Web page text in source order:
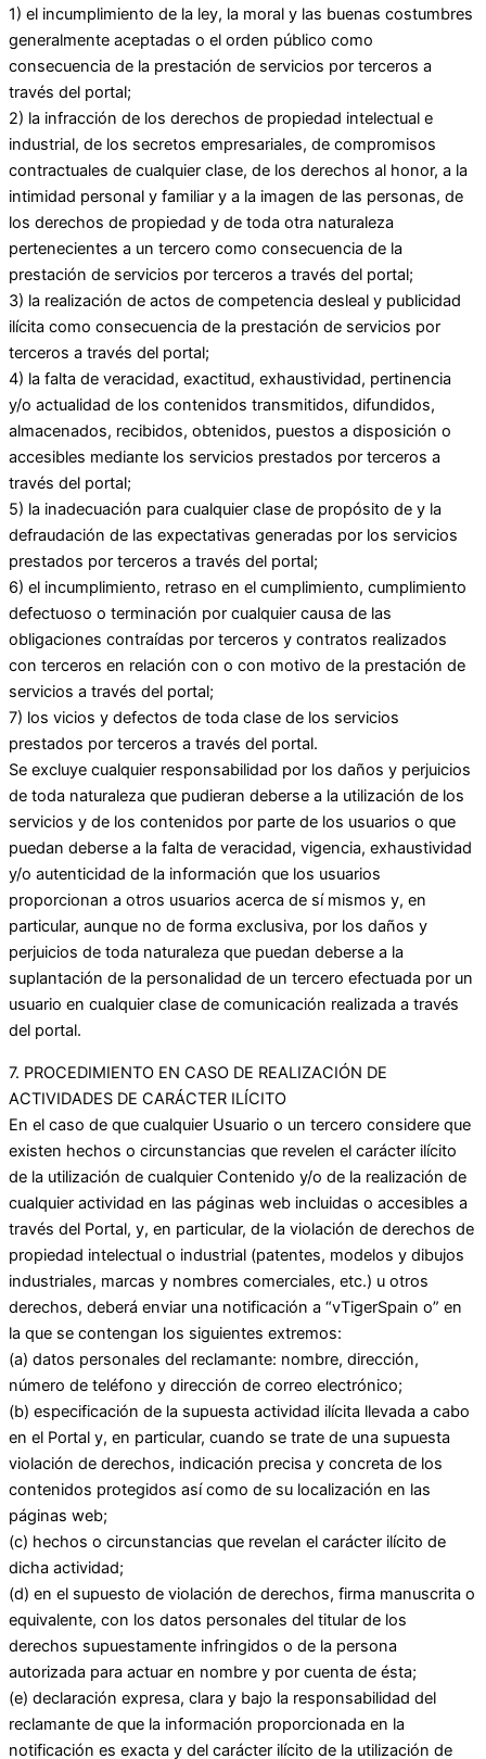
1) el incumplimiento de la ley, la moral y las buenas costumbres
generalmente aceptadas o el orden público como
consecuencia de la prestación de servicios por terceros a
través del portal;
2) la infracción de los derechos de propiedad intelectual e
industrial, de los secretos empresariales, de compromisos
contractuales de cualquier clase, de los derechos al honor, a la
intimidad personal y familiar y a la imagen de las personas, de
los derechos de propiedad y de toda otra naturaleza
pertenecientes a un tercero como consecuencia de la
prestación de servicios por terceros a través del portal;
3) la realización de actos de competencia desleal y publicidad
ilícita como consecuencia de la prestación de servicios por
terceros a través del portal;
4) la falta de veracidad, exactitud, exhaustividad, pertinencia
y/o actualidad de los contenidos transmitidos, difundidos,
almacenados, recibidos, obtenidos, puestos a disposición o
accesibles mediante los servicios prestados por terceros a
través del portal;
5) la inadecuación para cualquier clase de propósito de y la
defraudación de las expectativas generadas por los servicios
prestados por terceros a través del portal;
6) el incumplimiento, retraso en el cumplimiento, cumplimiento
defectuoso o terminación por cualquier causa de las
obligaciones contraídas por terceros y contratos realizados
con terceros en relación con o con motivo de la prestación de
servicios a través del portal;
7) los vicios y defectos de toda clase de los servicios
prestados por terceros a través del portal.
Se excluye cualquier responsabilidad por los daños y perjuicios
de toda naturaleza que pudieran deberse a la utilización de los
servicios y de los contenidos por parte de los usuarios o que
puedan deberse a la falta de veracidad, vigencia, exhaustividad
y/o autenticidad de la información que los usuarios
proporcionan a otros usuarios acerca de sí mismos y, en
particular, aunque no de forma exclusiva, por los daños y
perjuicios de toda naturaleza que puedan deberse a la
suplantación de la personalidad de un tercero efectuada por un
usuario en cualquier clase de comunicación realizada a través
del portal.
7. PROCEDIMIENTO EN CASO DE REALIZACIÓN DE
ACTIVIDADES DE CARÁCTER ILÍCITO
En el caso de que cualquier Usuario o un tercero considere que
existen hechos o circunstancias que revelen el carácter ilícito
de la utilización de cualquier Contenido y/o de la realización de
cualquier actividad en las páginas web incluidas o accesibles a
través del Portal, y, en particular, de la violación de derechos de
propiedad intelectual o industrial (patentes, modelos y dibujos
industriales, marcas y nombres comerciales, etc.) u otros
derechos, deberá enviar una notificación a “vTigerSpain o” en
la que se contengan los siguientes extremos:
(a) datos personales del reclamante: nombre, dirección,
número de teléfono y dirección de correo electrónico;
(b) especificación de la supuesta actividad ilícita llevada a cabo
en el Portal y, en particular, cuando se trate de una supuesta
violación de derechos, indicación precisa y concreta de los
contenidos protegidos así como de su localización en las
páginas web;
(c) hechos o circunstancias que revelan el carácter ilícito de
dicha actividad;
(d) en el supuesto de violación de derechos, firma manuscrita o
equivalente, con los datos personales del titular de los
derechos supuestamente infringidos o de la persona
autorizada para actuar en nombre y por cuenta de ésta;
(e) declaración expresa, clara y bajo la responsabilidad del
reclamante de que la información proporcionada en la
notificación es exacta y del carácter ilícito de la utilización de